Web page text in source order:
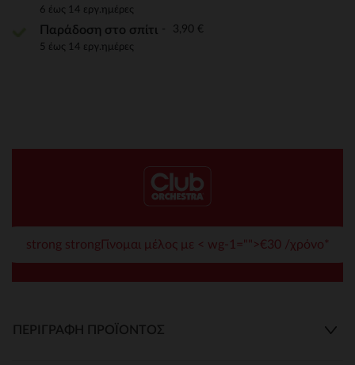
6 έως 14 εργ.ημέρες
Παράδοση στο σπίτι 3,90 €
5 έως 14 εργ.ημέρες
strong strongΓίνομαι μέλος με < wg-1="">€30 /χρόνο*
ΠΕΡΙΓΡΑΦΉ ΠΡΟΪΌΝΤΟΣ